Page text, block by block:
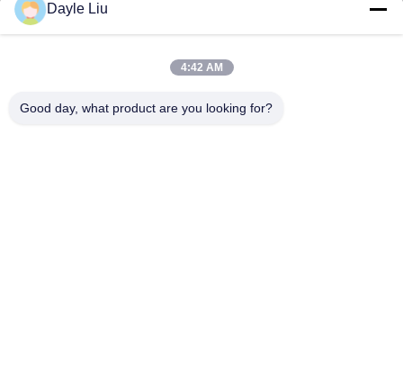
Dayle Liu
4:42 AM
Good day, what product are you looking for?